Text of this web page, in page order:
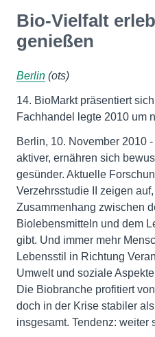
Bio-Vielfalt
genießen
Berlin (ots)
14. BioMarkt präsentiert
Fachhandel legte 2010 um
Berlin, 10. November 2010
aktiver, ernähren sich
gesünder. Aktuelle
Verzehrsstudie II zeigen
Zusammenhang zwischen
Biolebensmitteln und dem
gibt. Und immer mehr
Lebensstil in Richtung
Umwelt und soziale
Die Biobranche profitiert
doch in der Krise stabiler
insgesamt. Tendenz: weiter